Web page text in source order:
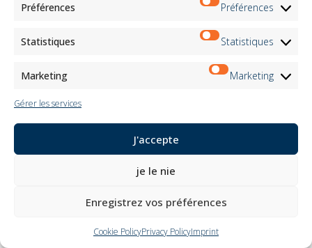
Préférences Préférences
Statistiques Statistiques
Marketing Marketing
Gérer les services
J'accepte
je le nie
Enregistrez vos préférences
Cookie PolicyPrivacy PolicyImprint
Venì16
L MAX 280 cm x H MAX
Moteur: 24VDC
L MAX 300 cm x H MAX
300 cm